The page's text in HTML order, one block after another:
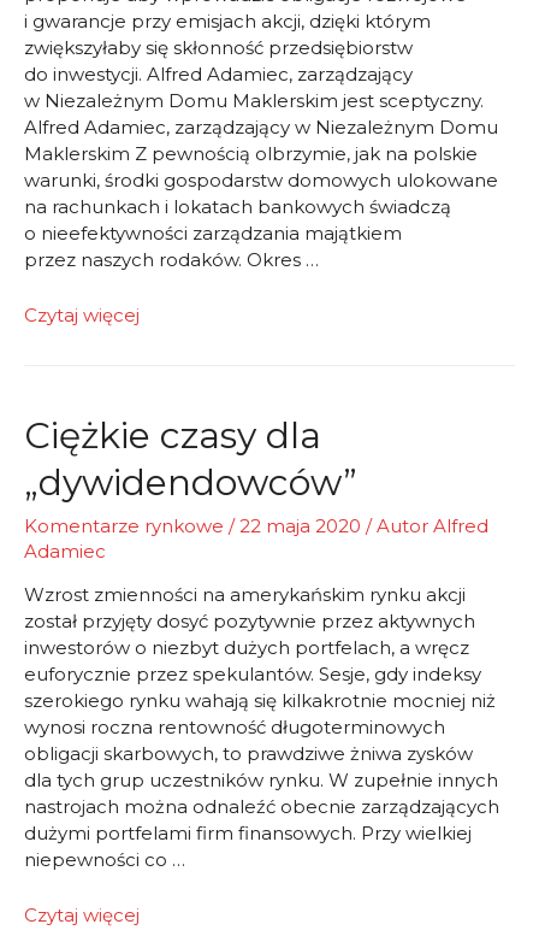
i gwarancje przy emisjach akcji, dzięki którym
zwiększyłaby się skłonność przedsiębiorstw
do inwestycji. Alfred Adamiec, zarządzający
w Niezależnym Domu Maklerskim jest sceptyczny.
Alfred Adamiec, zarządzający w Niezależnym Domu
Maklerskim Z pewnością olbrzymie, jak na polskie
warunki, środki gospodarstw domowych ulokowane
na rachunkach i lokatach bankowych świadczą
o nieefektywności zarządzania majątkiem
przez naszych rodaków. Okres …
Alfred
w
gospodarce!
Czytaj więcej
Ciężkie czasy dla
„dywidendowców”
Komentarze rynkowe /22 maja 2020 / Autor Alfred
Adamiec
Wzrost zmienności na amerykańskim rynku akcji
został przyjęty dosyć pozytywnie przez aktywnych
inwestorów o niezbyt dużych portfelach, a wręcz
euforycznie przez spekulantów. Sesje, gdy indeksy
szerokiego rynku wahają się kilkakrotnie mocniej niż
wynosi roczna rentowność długoterminowych
obligacji skarbowych, to prawdziwe żniwa zysków
dla tych grup uczestników rynku. W zupełnie innych
nastrojach można odnaleźć obecnie zarządzających
dużymi portfelami firm finansowych. Przy wielkiej
niepewności co …
Ciężkie
Czytaj więcej